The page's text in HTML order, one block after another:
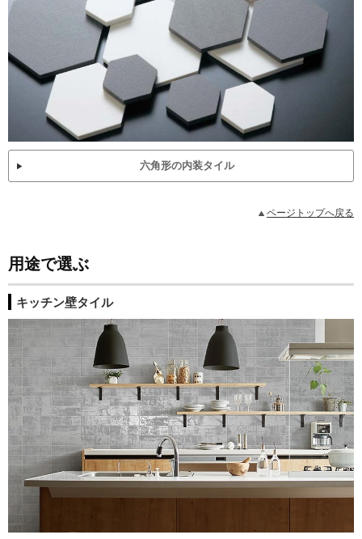
六角形の内装タイル
ページトップへ戻る
用途で選ぶ
キッチン壁タイル